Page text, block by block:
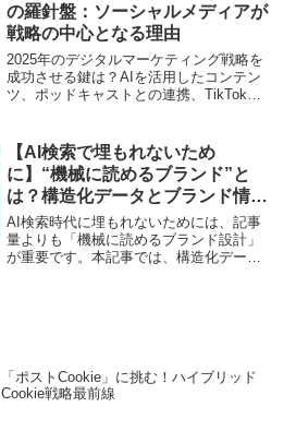
の羅針盤：ソーシャルメディアが
戦略の中心となる理由
2025年のデジタルマーケティング戦略を
成功させる鍵は？AIを活用したコンテン
ツ、ポッドキャストとの連携、TikTokと
来を読み解きます
【AI検索で埋もれないため
に】“機械に読めるブランド”と
は？構造化データとブランド情報
整理の実務ガイド
AI検索時代に埋もれないためには、記事
量よりも「機械に読めるブランド設計」
が重要です。本記事では、構造化データ
「ポストCookie」に挑む！ハイブリッド
Cookie戦略最前線